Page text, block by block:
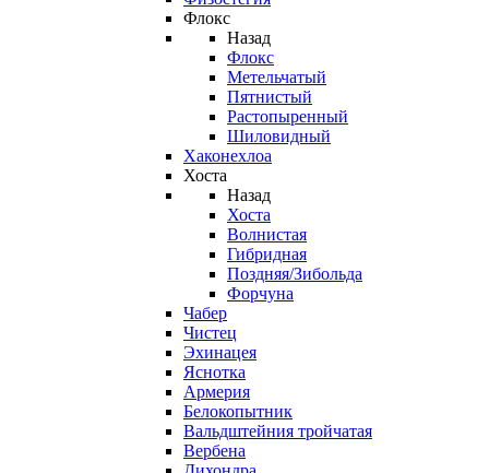
Флокс
Назад
Флокс
Метельчатый
Пятнистый
Растопыренный
Шиловидный
Хаконехлоа
Хоста
Назад
Хоста
Волнистая
Гибридная
Поздняя/Зибольда
Форчуна
Чабер
Чистец
Эхинацея
Яснотка
Армерия
Белокопытник
Вальдштейния тройчатая
Вербена